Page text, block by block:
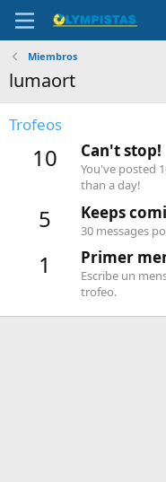
Miembros
lumaort
Trofeos
10 Can't stop!
You've posted
than a day!
5 Keeps
30 messages
1 Primer
Escribe un
trofeo.